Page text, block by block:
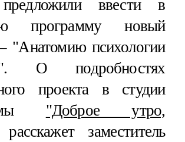
ввести в
программу новый
"Анатомию психологии
О подробностях
проекта в студии
"Доброе утро,
расскажет заместитель